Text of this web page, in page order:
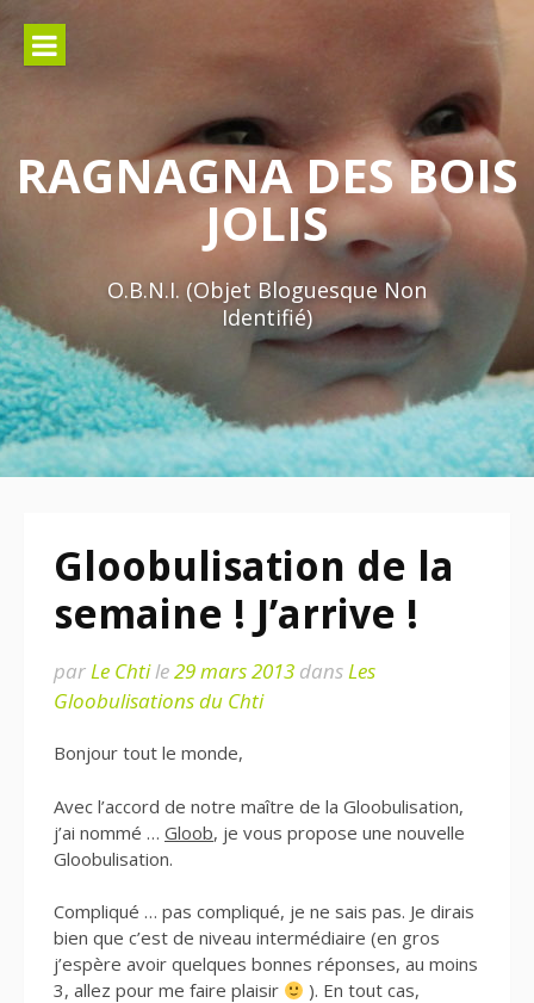
contenu
RAGNAGNA DES BOIS
JOLIS
O.B.N.I. (Objet Bloguesque Non
Identifié)
Gloobulisation de la
semaine ! J’arrive !
parLe Chtile29 mars 2013 dansLes
Gloobulisations du Chti
Bonjour tout le monde,
Avec l’accord de notre maître de la Gloobulisation,
j’ai nommé … Gloob, je vous propose une nouvelle
Gloobulisation.
Compliqué … pas compliqué, je ne sais pas. Je dirais
bien que c’est de niveau intermédiaire (en gros
j’espère avoir quelques bonnes réponses, au moins
3, allez pour me faire plaisir
). En tout cas,